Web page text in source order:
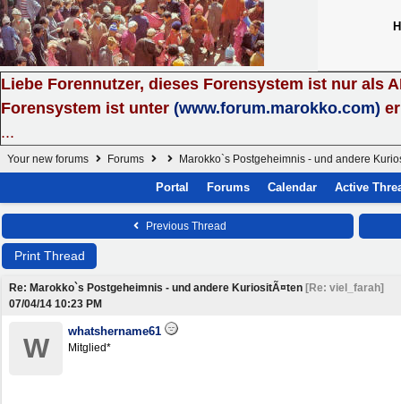
Liebe Forennutzer, dieses Forensystem ist nur als
Forensystem ist unter (www.forum.marokko.com)
...
Your new forums Forums Marokko`s Postgeheimnis - und andere
Portal Forums Calendar Active
Previous Thread
Print Thread
Re: Marokko`s Postgeheimnis - und andere KuriositÃ¤ten [Re: viel_farah]
07/04/14 10:23 PM
W
whatshername61
Mitglied*